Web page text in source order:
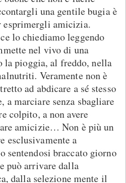
una gentile bugia è
esprimergli amicizia.
lo chiediamo leggendo
nel vivo di una
la pioggia, al freddo, nella
Veramente non è
ad abdicare a sé stesso
a marciare senza sbagliare
colpito, a non avere
amicizie… Non è più un
esclusivamente a
sentendosi braccato giorno
può arrivare dalla
dalla selezione mente il